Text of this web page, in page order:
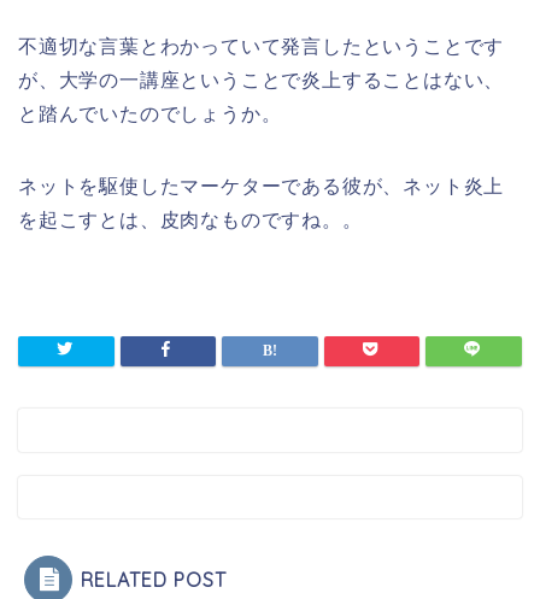
不適切な言葉とわかっていて発言したということです
が、大学の一講座ということで炎上することはない、
と踏んでいたのでしょうか。
ネットを駆使したマーケターである彼が、ネット炎上
を起こすとは、皮肉なものですね。。
RELATED POST